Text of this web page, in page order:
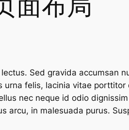
Sed gravida accumsan
felis, lacinia vitae
nec neque id odio
arcu, in malesuada purus.